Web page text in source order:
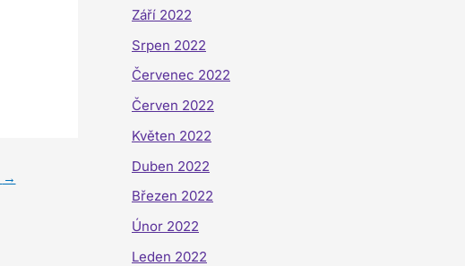
→
Září 2022
Srpen 2022
Červenec 2022
Červen 2022
Květen 2022
Duben 2022
Březen 2022
Únor 2022
Leden 2022